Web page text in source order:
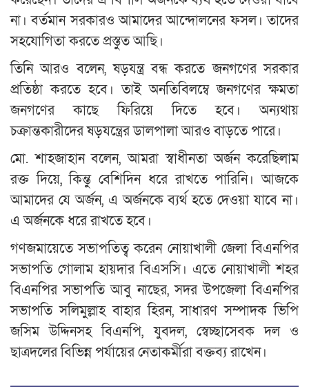
না। বর্তমান সরকারও আমাদের আন্দোলনের ফসল। তাদের
সহযোগিতা করতে প্রস্তুত আছি।
তিনি আরও বলেন, ষড়যন্ত্র বন্ধ করতে জনগণের সরকার
প্রতিষ্ঠা করতে হবে। তাই অনতিবিলম্বে জনগণের ক্ষমতা
জনগণের কাছে ফিরিয়ে দিতে হবে। অন্যথায়
চক্রান্তকারীদের ষড়যন্ত্রের ডালপালা আরও বাড়তে পারে।
মো. শাহজাহান বলেন, আমরা স্বাধীনতা অর্জন করেছিলাম
রক্ত দিয়ে, কিন্তু বেশিদিন ধরে রাখতে পারিনি। আজকে
আমাদের যে অর্জন, এ অর্জনকে ব্যর্থ হতে দেওয়া যাবে না।
এ অর্জনকে ধরে রাখতে হবে।
গণজমায়েতে সভাপতিত্ব করেন নোয়াখালী জেলা বিএনপির
সভাপতি গোলাম হায়দার বিএসসি। এতে নোয়াখালী শহর
বিএনপির সভাপতি আবু নাছের, সদর উপজেলা বিএনপির
সভাপতি সলিমুল্লাহ বাহার হিরন, সাধারণ সম্পাদক ভিপি
জসিম উদ্দিনসহ বিএনপি, যুবদল, স্বেচ্ছাসেবক দল ও
ছাত্রদলের বিভিন্ন পর্যায়ের নেতাকর্মীরা বক্তব্য রাখেন।